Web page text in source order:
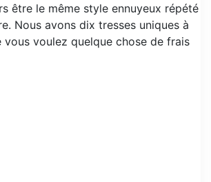
être le même style ennuyeux répété
Nous avons dix tresses uniques à
vous voulez quelque chose de frais